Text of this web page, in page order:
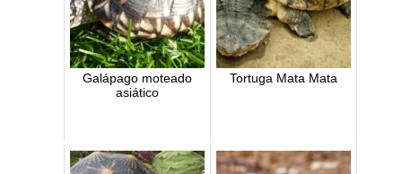
Galápago moteado
asiático
Tortuga Mata Mata